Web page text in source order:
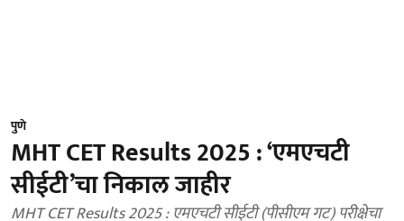
पुणे
MHT CET Results 2025 : ‘एमएचटी
सीईटी’चा निकाल जाहीर
MHT CET Results 2025 : एमएचटी सीईटी (पीसीएम गट) परीक्षेचा